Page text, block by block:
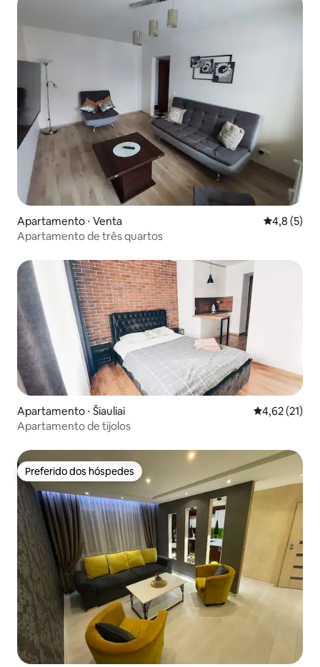
Apartamento ⋅ Venta 4,8 de
4,8 (5)
Apartamento de três quartos
Apartamento ⋅ Šiauliai 4,62 de uma
4,62 (21)
Apartamento de tijolos
Preferido dos hóspedes
Preferido dos hóspedes